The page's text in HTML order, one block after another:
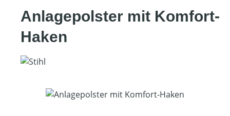
Anlagepolster mit Komfort-
Haken
Bildergalerie überspringen